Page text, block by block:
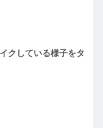
クしている様子をタ